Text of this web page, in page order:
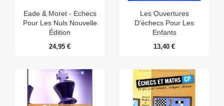
Eade & Moret - Echecs
Pour Les Nuls Nouvelle
Édition
24,95 €
Les Ouvertures
D'échecs Pour Les
Enfants
13,40 €